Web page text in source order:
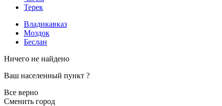
Терек
Владикавказ
Моздок
Беслан
Ничего не найдено
Ваш населенный пункт ?
Все верно
Сменить город